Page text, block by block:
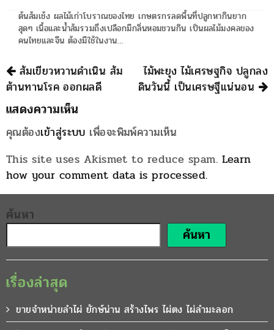
ต้นส้มเช้ง ผลไม้เก่าโบราณของไทย เกษตรกรลดพื้นที่ปลูกหากินยาก
สุดๆ เนื้อและน้ำส้มรวมถึงเปลือกมีกลิ่นหอมชวนกิน เป็นผลไม้มงคลของ
คนไทยและจีน ต้องมีใช้ในงาน…
นำทาง
ส้มเขียวหวานดำเนิน ส้ม
ต้านทานโรค ออกผลดี
ไม้พะยุง ไม้เศรษฐกิจ ปลูกลง
ดินวันนี้ เป็นเศรษฐีแน่นอน
แสดงความเห็น
คุณต้องเข้าสู่ระบบ เพื่อจะพิมพ์ความเห็น
This site uses Akismet to reduce spam. Learn
how your comment data is processed.
ค้นหา
ค้นหา
เรื่องล่าสุด
ขายจำหน่ายลำไผ่ ยักษ์น่าน สร้างไพร ไผ่ตง ไผ่ลำมะลอก